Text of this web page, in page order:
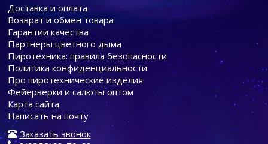
Доставка и оплата
Возврат и обмен товара
Гарантии качества
Партнеры цветного дыма
Пиротехника: правила безопасности
Политика конфиденциальности
Про пиротехнические изделия
Фейерверки и салюты оптом
Карта сайта
Написать на почту
Заказать звонок